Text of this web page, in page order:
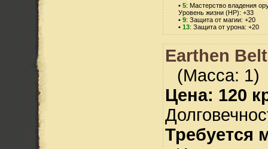
• 5: Мастерство владения
Уровень жизни (HP): +33
• 9: Защита от магии: +20
• 13: Защита от урона: +20
Earthen
(Масса: 1)
Цена: 120
Требуется